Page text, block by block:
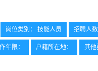
岗位类别： 技能人员 招聘人
年限： 户籍所在地： 其他